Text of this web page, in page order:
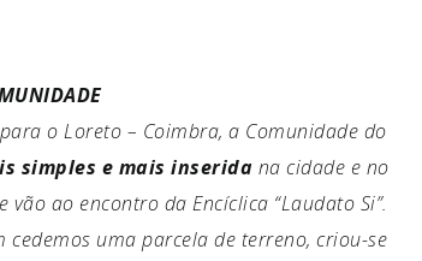
o Loreto – Coimbra, a Comunidade do
simples e mais inserida na cidade e no
ao encontro da Encíclica “Laudato Si”.
uma parcela de terreno, criou-se